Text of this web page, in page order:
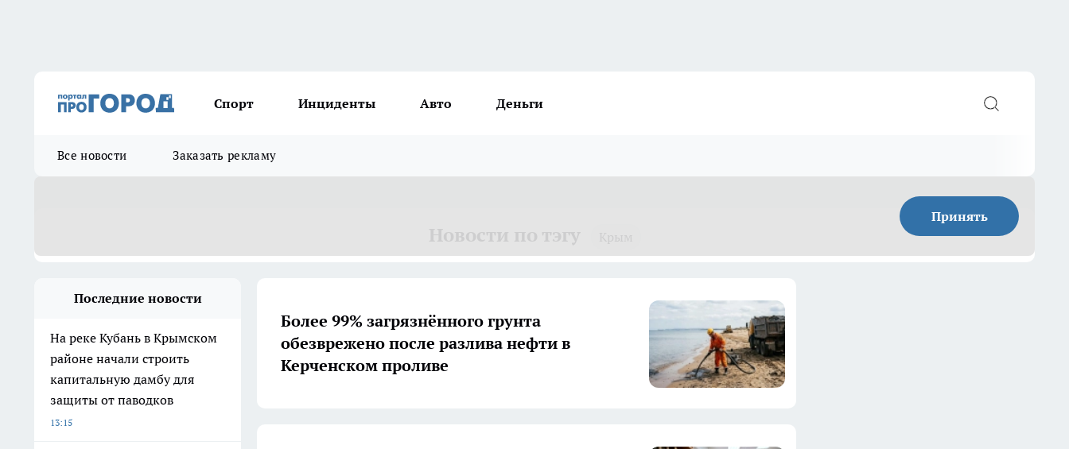
Спорт Инциденты Авто Деньги
Все новости Заказать рекламу
Принять
Последние новости
На реке Кубань в Крымском
районе начали строить
капитальную дамбу для
защиты от паводков
13:15
Более 99% загрязнённого грунта
обезврежено после разлива нефти в
Керченском проливе